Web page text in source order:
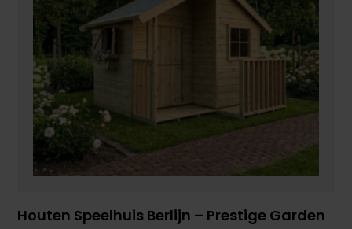
Houten Speelhuis Berlijn – Prestige Garden